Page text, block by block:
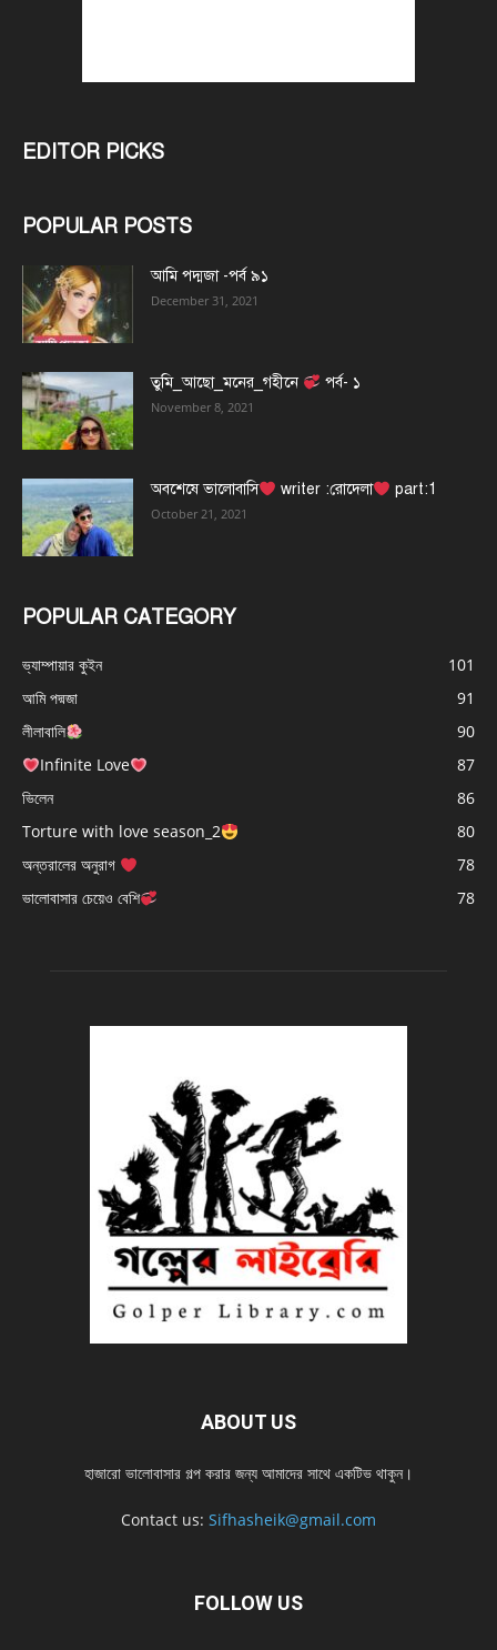
EDITOR PICKS
POPULAR POSTS
আমি পদ্মজা -পর্ব ৯১
December 31, 2021
তুমি_আছো_মনের_গহীনে পর্ব- ১
November 8, 2021
অবশেষে ভালোবাসি writer :রোদেলা part:1
October 21, 2021
POPULAR CATEGORY
ভ্যাম্পায়ার কুইন
101
আমি পদ্মজা
91
লীলাবালি
90
Infinite Love
87
ভিলেন
86
Torture with love season_2
80
অন্তরালের অনুরাগ
78
ভালোবাসার চেয়েও বেশি
78
ABOUT US
হাজারো ভালোবাসার গল্প করার জন্য আমাদের সাথে একটিভ থাকুন।
Contact us: Sifhasheik@gmail.com
FOLLOW US